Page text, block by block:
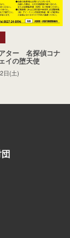
ター 名探偵コナ
イの堕天使
日(土)